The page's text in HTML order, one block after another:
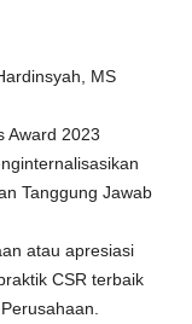
MS
Award 2023
Tanggung Jawab
atau apresiasi
CSR terbaik